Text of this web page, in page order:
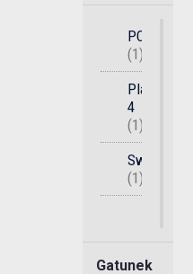
PC
(1)
4
(1)
Switch
(1)
Gatunek